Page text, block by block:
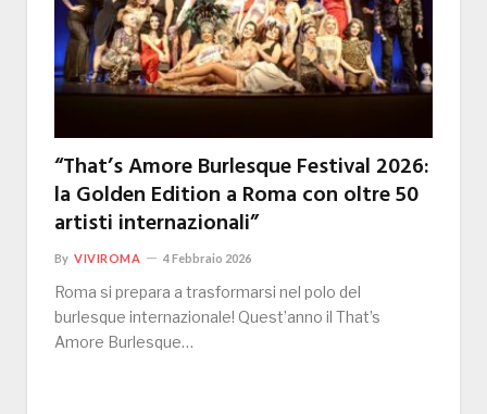
“That’s Amore Burlesque Festival 2026:
la Golden Edition a Roma con oltre 50
artisti internazionali”
By VIVIROMA 4 Febbraio 2026
Roma si prepara a trasformarsi nel polo del
burlesque internazionale! Quest’anno il That’s
Amore Burlesque…